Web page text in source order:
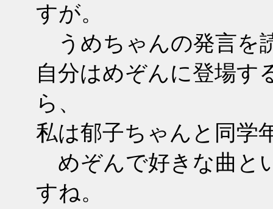
すが。
うめちゃんの発言を
自分はめぞんに登場す
ら、
私は郁子ちゃんと同学
めぞんで好きな曲と
すね。